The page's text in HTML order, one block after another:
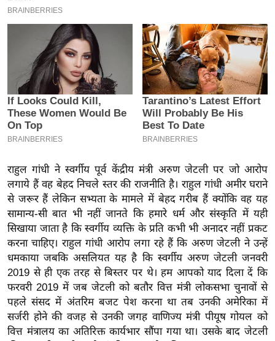
2
म
ई
-
पे
र
मि
सा
ल
बे
मि
सा
ल
श
ख्सि
राहुल गांधी ने स्वर्गीय पूर्व केंद्रीय मंत्री अरुण जेटली पर जो आरोप
लगाये हैं वह बेहद निचले स्तर की राजनीति है। राहुल गांधी अमीर घराने
से जरूर हैं लेकिन सभ्यता के मामले में बेहद गरीब हैं क्योंकि वह यह
सामान्य-सी बात भी नहीं जानते कि हमारे धर्म और संस्कृति में यही
सिखाया जाता है कि स्वर्गीय व्यक्ति के प्रति कभी भी अनादर नहीं प्रकट
करना चाहिए। राहुल गांधी आरोप लगा रहे हैं कि अरुण जेटली ने उन्हें
धमकाया जबकि असलियत यह है कि स्वर्गीय अरुण जेटली जनवरी
2019 से ही एक तरह से बिस्तर पर थे। हम आपको याद दिला दें कि
फरवरी 2019 में जब जेटली को बतौर वित्त मंत्री लोकसभा चुनावों से
पहले संसद में अंतरिम बजट पेश करना था तब उनकी अमेरिका में
सर्जरी होने की वजह से उनकी जगह वाणिज्य मंत्री पीयूष गोयल को
वित्त मंत्रालय का अतिरिक्त कार्यभार सौंपा गया था। उसके बाद जेटली